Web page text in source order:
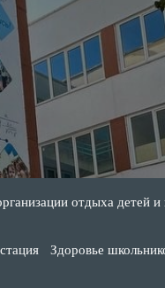
отдыха детей и
Здоровье